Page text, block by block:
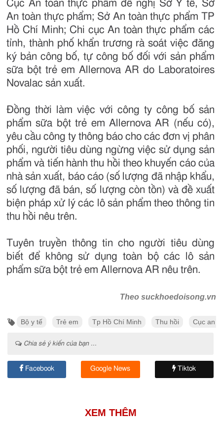
Cục An toàn thực phẩm đề nghị Sở Y tế, Sở
An toàn thực phẩm; Sở An toàn thực phẩm TP
Hồ Chí Minh; Chi cục An toàn thực phẩm các
tỉnh, thành phố khẩn trương rà soát việc đăng
ký bản công bố, tự công bố đối với sản phẩm
sữa bột trẻ em Allernova AR do Laboratoires
Novalac sản xuất.
Đồng thời làm việc với công ty công bố sản
phẩm sữa bột trẻ em Allernova AR (nếu có),
yêu cầu công ty thông báo cho các đơn vị phân
phối, người tiêu dùng ngừng việc sử dụng sản
phẩm và tiến hành thu hồi theo khuyến cáo của
nhà sản xuất, báo cáo (số lượng đã nhập khẩu,
số lượng đã bán, số lượng còn tồn) và đề xuất
biện pháp xử lý các lô sản phẩm theo thông tin
thu hồi nêu trên.
Tuyên truyền thông tin cho người tiêu dùng
biết để không sử dụng toàn bộ các lô sản
phẩm sữa bột trẻ em Allernova AR nêu trên.
Theo suckhoedoisong.vn
Bộ y tế Trẻ em Tp Hồ Chí Minh Thu hồi Cục an
Chia sẻ ý kiến của bạn ...
Facebook Google News Tiktok
XEM THÊM